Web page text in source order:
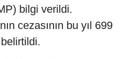
bilgi verildi.
cezasının bu yıl 699